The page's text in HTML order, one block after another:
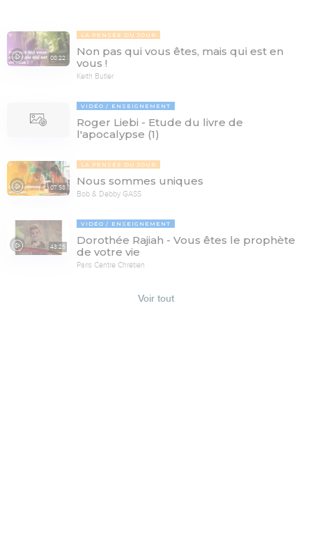
08:22
LA PENSÉE DU JOUR
Non pas qui vous êtes, mais qui est en
vous !
Keith Butler
VIDÉO ENSEIGNEMENT
Roger Liebi - Etude du livre de
l'apocalypse (1)
07:58
LA PENSÉE DU JOUR
Nous sommes uniques
Bob & Debby GASS
43:25
VIDÉO ENSEIGNEMENT
Dorothée Rajiah - Vous êtes le prophète
de votre vie
Paris Centre Chrétien
Voir tout